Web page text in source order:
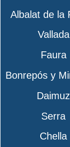
Albalat de la
Vallada
Faura
Bonrepós y
Daimuz
Serra
Chella